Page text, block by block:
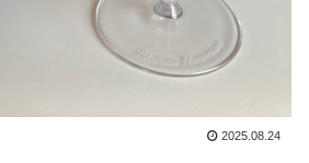
2025.08.24